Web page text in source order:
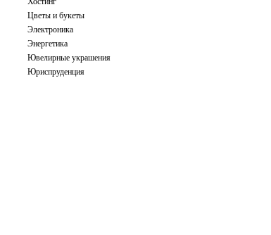
Цветы и букеты
Электроника
Энергетика
Ювелирные украшения
Юриспруденция